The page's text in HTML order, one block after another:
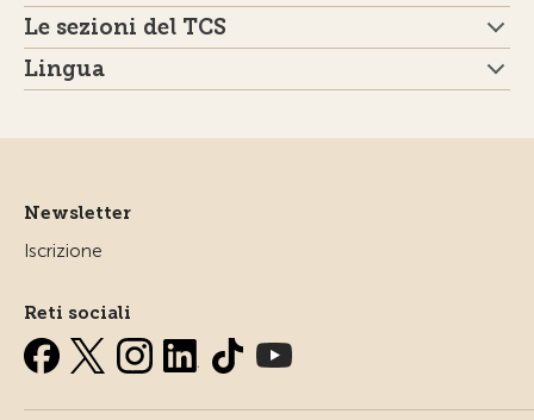
Le sezioni del TCS
Lingua
Newsletter
Iscrizione
Reti sociali